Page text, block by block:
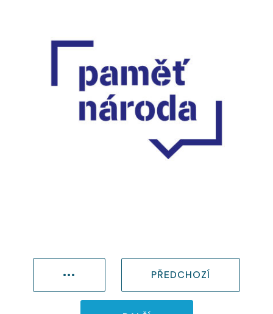
••• PŘEDCHOZÍ